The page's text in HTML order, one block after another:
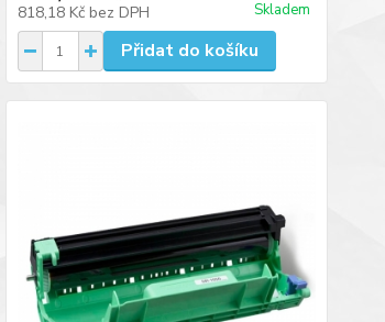
818,18 Kč bez DPH Skladem
Přidat do košíku